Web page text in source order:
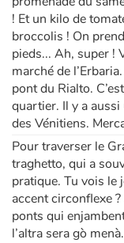
! Et un kilo de
broccolis ! On
pieds... Ah, super !
marché de
pont du Rialto.
quartier. Il y a
des Vénitiens.
Pour traverser le
traghetto, qui a
pratique. Tu vois le
accent circonflexe
ponts qui
l’altra sera gò